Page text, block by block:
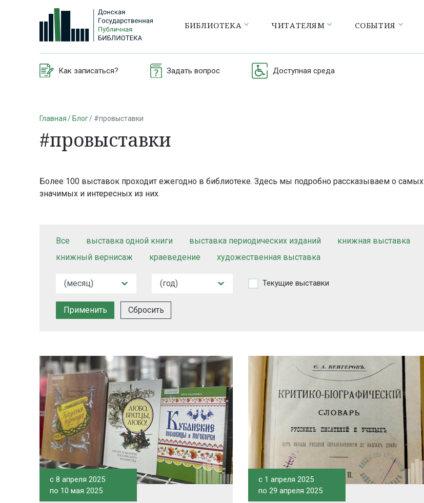
БИБЛИОТЕКА ЧИТАТЕЛЯМ СОБЫТИЯ
Как записаться? Задать вопрос Доступная среда
Главная Блог #провыставки
#провыставки
Более 100 выставок проходит ежегодно в библиотеке. Здесь мы подробно рассказываем о самых
значимых и интересных из них.
Все выставка одной книги выставка периодических изданий
книжная выставка
книжный вернисаж
краеведение художественная выставка
Текущие выставки
Сбросить
c 8 апреля 2025
по 10 мая 2025
c 1 апреля 2025
по 29 апреля 2025